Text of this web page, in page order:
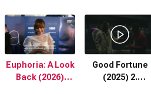
Euphoria: A Look
Back (2026)
Good Fortune
(2025) 2.